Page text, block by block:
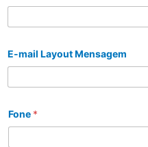
E-mail Layout Mensagem
Fone *